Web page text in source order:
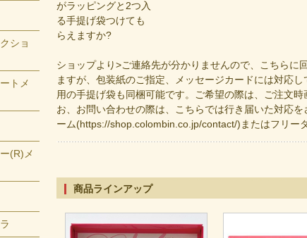
ショ
トメ
(R)メ
がラッピングと2つ入
る手提げ袋つけても
らえますか?
ショップより>ご連絡先が分かりませんので、こちらに
ますが、包装紙のご指定、メッセージカードには対応
用の手提げ袋も同梱可能です。ご希望の際は、ご注文
お、お問い合わせの際は、こちらでは行き届いた対応
ーム(https://shop.colombin.co.jp/contact/)またはフリー
商品ラインアップ